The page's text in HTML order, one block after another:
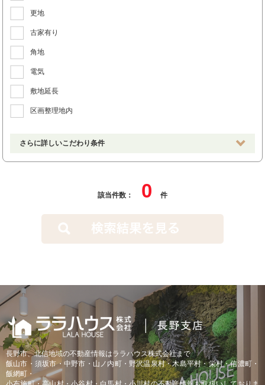
更地
古家有り
角地
電気
敷地延長
区画整理地内
さらに詳しいこだわり条件
該当件数： 0 件
長野市、北信地域の不動産情報はララハウス株式会社まで
飯山市・須坂市・中野市・山ノ内町・野沢温泉村・木島平村・栄村・信濃町・
飯網町・